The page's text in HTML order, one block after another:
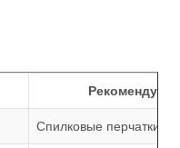
Спилковые перчатки с